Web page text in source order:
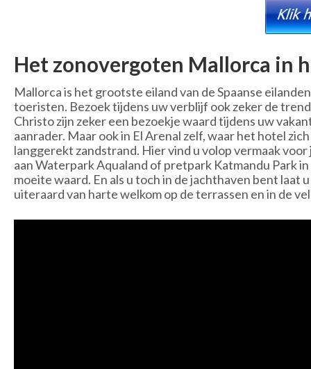
Het zonovergoten Mallorca in
Mallorca is het grootste eiland van de Spaanse
toeristen. Bezoek tijdens uw verblijf ook zeker de
Christo zijn zeker een bezoekje waard tijdens uw
aanrader. Maar ook in El Arenal zelf, waar het hotel
langgerekt zandstrand. Hier vind u volop vermaak
aan Waterpark Aqualand of pretpark Katmandu Park
moeite waard. En als u toch in de jachthaven bent
uiteraard van harte welkom op de terrassen en in de